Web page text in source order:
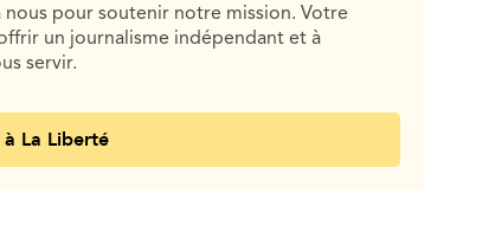
pour soutenir notre mission. Votre
un journalisme indépendant et à
servir.
La Liberté